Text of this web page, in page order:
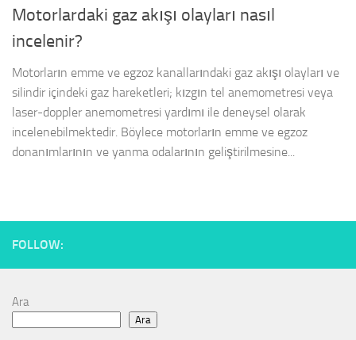
Motorlardaki gaz akışı olayları nasıl
incelenir?
Motorların emme ve egzoz kanallarındaki gaz akışı olayları ve
silindir içindeki gaz hareketleri; kızgın tel anemometresi veya
laser-doppler anemometresi yardımı ile deneysel olarak
incelenebilmektedir. Böylece motorların emme ve egzoz
donanımlarının ve yanma odalarının geliştirilmesine...
FOLLOW:
Ara
Ara